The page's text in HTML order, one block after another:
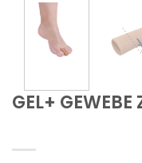
GEL+ GEWEBE